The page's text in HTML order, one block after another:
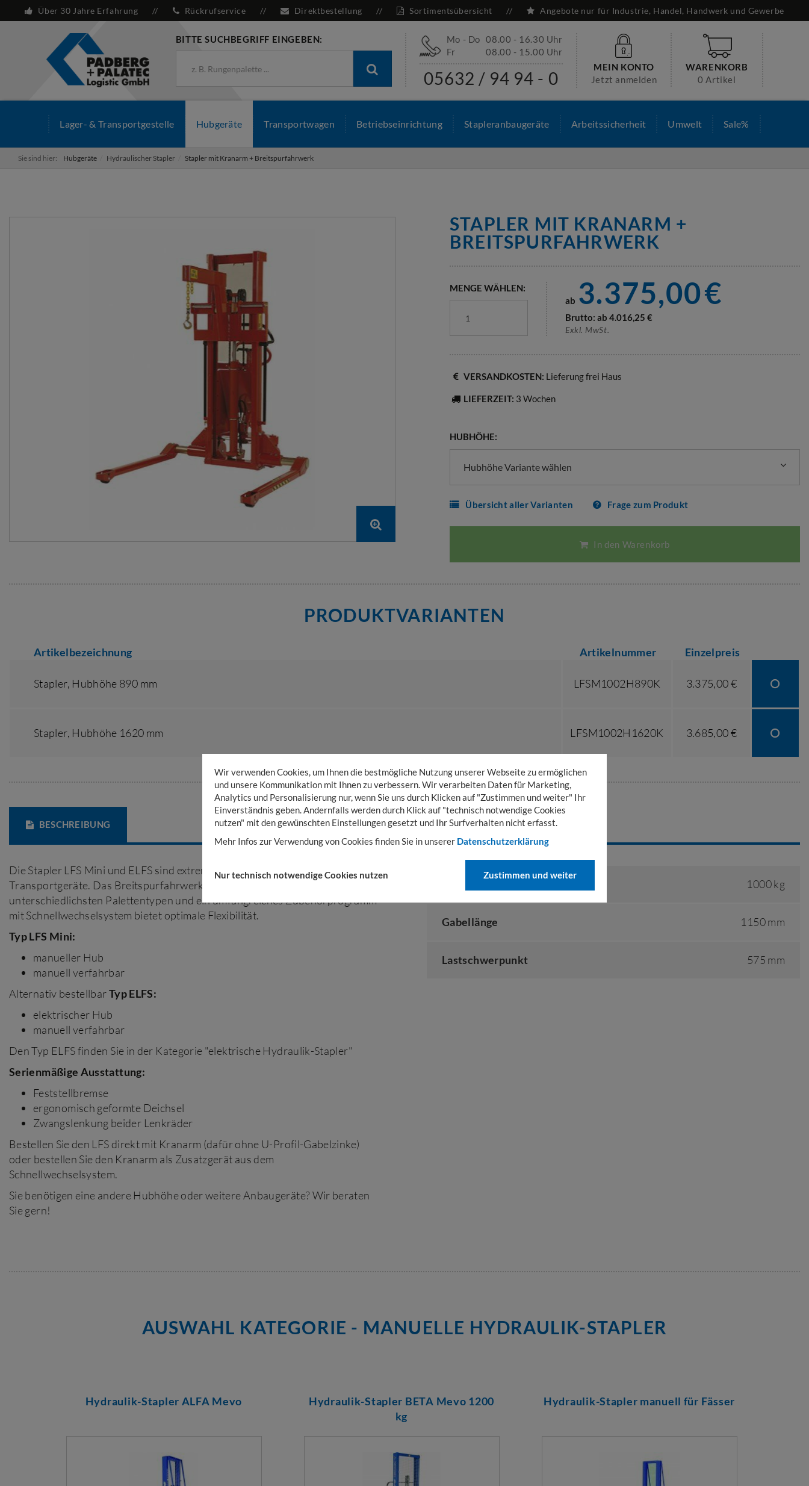
Über 30 Jahre Erfahrung Rückrufservice Direktbestellung Sortimentsübersicht Angebote nur für Industrie, Handel, Handwerk und Gewerbe
BITTE SUCHBEGRIFF EINGEBEN: Mo - Do 08.00 - 16.30 Uhr
Fr
08.00 - 15.00 Uhr
05632 / 94 94 - 0
MEIN KONTO
Jetzt anmelden
WARENKORB
0 Artikel
Lager- & Transportgestelle Hubgeräte Transportwagen Betriebseinrichtung Stapleranbaugeräte Arbeitssicherheit Umwelt Sale%
Sie sind hier: Hubgeräte Hydraulischer Stapler Stapler mit Kranarm + Breitspurfahrwerk
STAPLER MIT KRANARM +
BREITSPURFAHRWERK
MENGE WÄHLEN:
ab 3.375,00€
Brutto: ab 4.016,25 €
Exkl. MwSt.
VERSANDKOSTEN: Lieferung frei Haus
LIEFERZEIT: 3 Wochen
HUBHÖHE:
Hubhöhe Variante wählen
Übersicht aller Varianten Frage zum Produkt
In den Warenkorb
PRODUKTVARIANTEN
Artikelbezeichnung Artikelnummer Einzelpreis
Stapler, Hubhöhe 890 mm LFSM1002H890K 3.375,00 €
Stapler, Hubhöhe 1620 mm LFSM1002H1620K 3.685,00 €
BESCHREIBUNG
Die Stapler LFS Mini und ELFS sind extrem wendige, leicht verfahrbare
Transportgeräte. Das Breitspurfahrwerk ermöglicht das Handling von
unterschiedlichsten Palettentypen und ein umfangreiches Zubehörprogramm
mit Schnellwechselsystem bietet optimale Flexibilität.
Typ LFS Mini:
manueller Hub
manuell verfahrbar
Alternativ bestellbarTyp ELFS:
elektrischer Hub
manuell verfahrbar
Den Typ ELFS finden Sie in der Kategorie "elektrische Hydraulik-Stapler"
Serienmäßige Ausstattung:
Feststellbremse
ergonomisch geformte Deichsel
Zwangslenkung beider Lenkräder
Bestellen Sie den LFS direkt mit Kranarm (dafür ohne U-Profil-Gabelzinke)
oder bestellen Sie den Kranarm als Zusatzgerät aus dem
Schnellwechselsystem.
Sie benötigen eine andere Hubhöhe oder weitere Anbaugeräte? Wir beraten
Sie gern!
TECHNISCHE DATEN
1000 kg
Gabellänge 1150 mm
Lastschwerpunkt 575 mm
AUSWAHL KATEGORIE - MANUELLE HYDRAULIK-STAPLER
Hydraulik-Stapler ALFA Mevo
Hydraulik-Stapler BETA Mevo 1200
kg
Hydraulik-Stapler manuell für Fässer
Wir verwenden Cookies, um Ihnen die bestmögliche Nutzung unserer Webseite zu ermöglichen
und unsere Kommunikation mit Ihnen zu verbessern. Wir verarbeiten Daten für Marketing,
Analytics und Personalisierung nur, wenn Sie uns durch Klicken auf "Zustimmen und weiter" Ihr
Einverständnis geben. Andernfalls werden durch Klick auf "technisch notwendige Cookies
nutzen" mit den gewünschten Einstellungen gesetzt und Ihr Surfverhalten nicht erfasst.
Mehr Infos zur Verwendung von Cookies finden Sie in unserer Datenschutzerklärung
Nur technisch notwendige Cookies nutzen Zustimmen und weiter